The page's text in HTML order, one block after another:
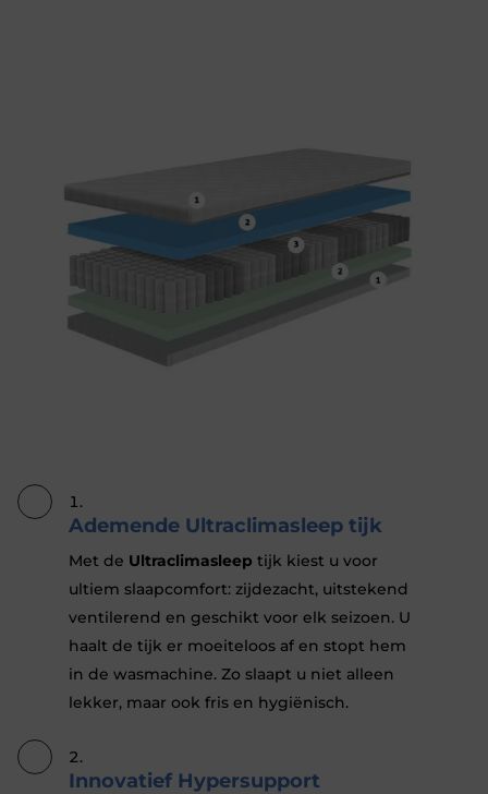
Ademende Ultraclimasleep tijk
Met de Ultraclimasleep tijk kiest u voor
ultiem slaapcomfort: zijdezacht, uitstekend
ventilerend en geschikt voor elk seizoen. U
haalt de tijk er moeiteloos af en stopt hem
in de wasmachine. Zo slaapt u niet alleen
lekker, maar ook fris en hygiënisch.
Innovatief Hypersupport